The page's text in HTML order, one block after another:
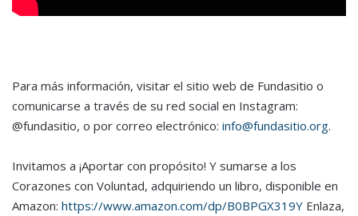
Para más información, visitar el sitio web de Fundasitio o
comunicarse a través de su red social en Instagram:
@fundasitio, o por correo electrónico: info@fundasitio.org.
Invitamos a ¡Aportar con propósito! Y sumarse a los
Corazones con Voluntad, adquiriendo un libro, disponible en
Amazon: https://www.amazon.com/dp/B0BPGX319Y Enlaza,